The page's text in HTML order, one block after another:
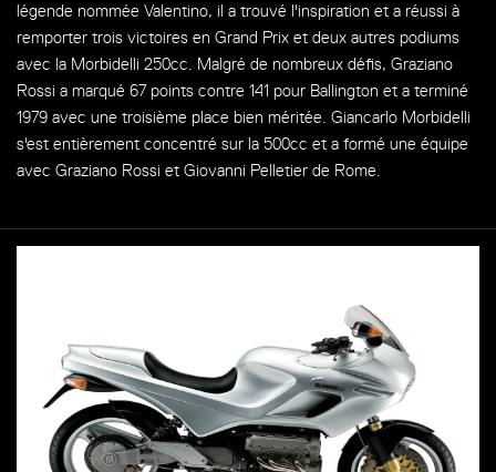
légende nommée Valentino, il a trouvé l'inspiration et a réussi à
remporter trois victoires en Grand Prix et deux autres podiums
avec la Morbidelli 250cc. Malgré de nombreux défis, Graziano
Rossi a marqué 67 points contre 141 pour Ballington et a terminé
1979 avec une troisième place bien méritée. Giancarlo Morbidelli
s'est entièrement concentré sur la 500cc et a formé une équipe
avec Graziano Rossi et Giovanni Pelletier de Rome.